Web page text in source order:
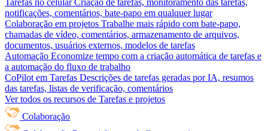
Tarefas no celular Criação de tarefas, monitoramento das tarefas,
notificações, comentários, bate-papo em qualquer lugar
Colaboração em projetos Trabalhe mais rápido com bate-papo,
chamadas de vídeo, comentários, armazenamento de arquivos,
documentos, usuários externos, modelos de tarefas
Automação Economize tempo com a criação automática de tarefas e
a automação do fluxo de trabalho
CoPilot em Tarefas Descrições de tarefas geradas por IA, resumos
das tarefas, listas de verificação, comentários
Ver todos os recursos de Tarefas e projetos
Colaboração